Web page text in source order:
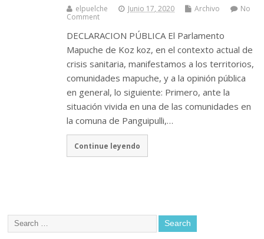
elpuelche Junio 17, 2020 Archivo
No
Comment
DECLARACION PÚBLICA El Parlamento
Mapuche de Koz koz, en el contexto actual de
crisis sanitaria, manifestamos a los territorios,
comunidades mapuche, y a la opinión pública
en general, lo siguiente: Primero, ante la
situación vivida en una de las comunidades en
la comuna de Panguipulli,…
Continue leyendo